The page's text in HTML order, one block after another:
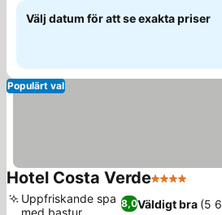
Välj datum för att se exakta priser
Populärt val
Hotel Costa Verde4 Stjärnor
8,0Väldigt bra (5
Uppfriskande spa
med bastur